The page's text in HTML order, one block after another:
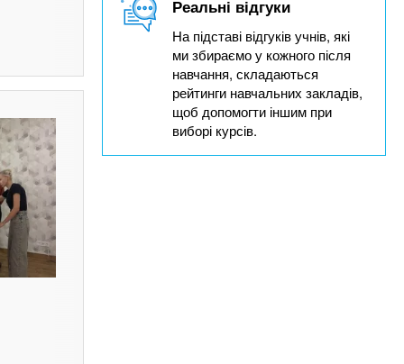
Реальні відгуки
На підставі відгуків учнів, які
ми збираємо у кожного після
навчання, складаються
рейтинги навчальних закладів,
щоб допомогти іншим при
виборі курсів.